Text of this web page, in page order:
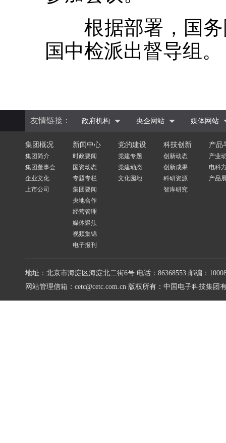
根据部署，国务
国中检派出督导组。
友情链接： 政府机构 央企网站 媒体网站
集团概况
集团简介
集团董事会
企业文化
上市公司
新闻中心
时政要闻
国资动态
专题专栏
集团要闻
央地合作
经营管理
媒体聚焦
视频集锦
电子报刊
党的建设
党建专题
党建动态
文化园地
科技创新
创新动态
创新成果
科研资源
智库研究
产品
产业
电科
产品
地址：北京市海淀区海淀北二街6号 电话：86368553 邮编：
网站管理信箱：cetc@cetc.com.cn 版权所有：中国电子科技集团